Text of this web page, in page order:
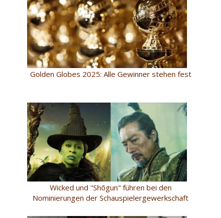
Golden Globes 2025: Alle Gewinner stehen fest
Wicked und "Shōgun" führen bei den
Nominierungen der Schauspielergewerkschaft